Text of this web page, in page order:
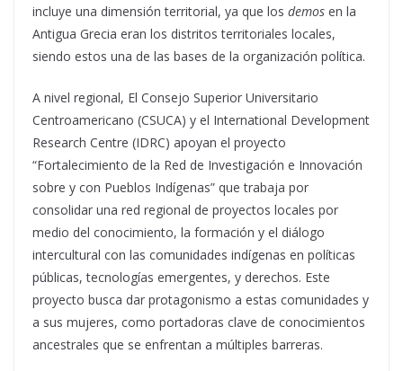
incluye una dimensión territorial, ya que los demos en la
Antigua Grecia eran los distritos territoriales locales,
siendo estos una de las bases de la organización política.
A nivel regional, El Consejo Superior Universitario
Centroamericano (CSUCA) y el International Development
Research Centre (IDRC) apoyan el proyecto
“Fortalecimiento de la Red de Investigación e Innovación
sobre y con Pueblos Indígenas” que trabaja por
consolidar una red regional de proyectos locales por
medio del conocimiento, la formación y el diálogo
intercultural con las comunidades indígenas en políticas
públicas, tecnologías emergentes, y derechos. Este
proyecto busca dar protagonismo a estas comunidades y
a sus mujeres, como portadoras clave de conocimientos
ancestrales que se enfrentan a múltiples barreras.